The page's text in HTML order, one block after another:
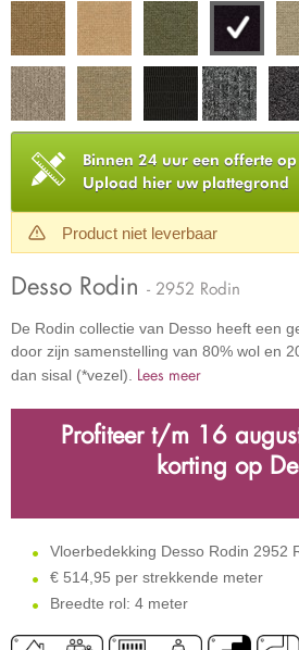
Binnen 24 uur een offerte
Upload hier uw plattegrond
Product niet leverbaar
Desso Rodin - 2952 Rodin
De Rodin collectie van Desso heeft een
door zijn samenstelling van 80% wol en
dan sisal (*vezel). Lees meer
Profiteer t/m 16
korting op
Vloerbedekking Desso Rodin 2952
€ 514,95 per strekkende meter
Breedte rol: 4 meter